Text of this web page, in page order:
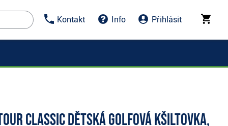
Kontakt Info Přihlásit
Classic dětská golfová kšiltovka,